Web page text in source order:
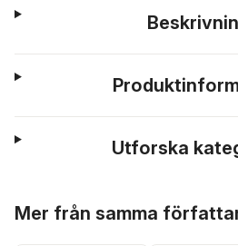
Utforska
Mer från samma